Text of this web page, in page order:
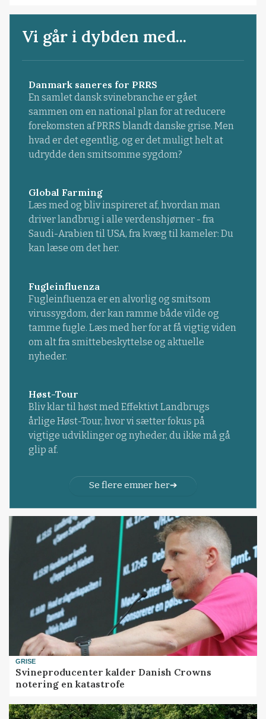
Vi går i dybden med...
Danmark saneres for PRRS
En samlet dansk svinebranche er gået
sammen om en national plan for at reducere
forekomsten af PRRS blandt danske grise. Men
hvad er det egentlig, og er det muligt helt at
udrydde den smitsomme sygdom?
Global Farming
Læs med og bliv inspireret af, hvordan man
driver landbrug i alle verdenshjørner - fra
Saudi-Arabien til USA, fra kvæg til kameler: Du
kan læse om det her.
Fugleinfluenza
Fugleinfluenza er en alvorlig og smitsom
virussygdom, der kan ramme både vilde og
tamme fugle. Læs med her for at få vigtig viden
om alt fra smittebeskyttelse og aktuelle
nyheder.
Høst-Tour
Bliv klar til høst med Effektivt Landbrugs
årlige Høst-Tour, hvor vi sætter fokus på
vigtige udviklinger og nyheder, du ikke må gå
glip af.
Se flere emner her
GRISE
Svineproducenter kalder Danish Crowns
notering en katastrofe